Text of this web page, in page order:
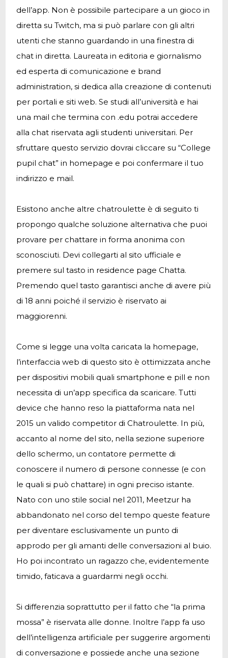
dell’app. Non è possibile partecipare a un gioco in
diretta su Twitch, ma si può parlare con gli altri
utenti che stanno guardando in una finestra di
chat in diretta. Laureata in editoria e giornalismo
ed esperta di comunicazione e brand
administration, si dedica alla creazione di contenuti
per portali e siti web. Se studi all’università e hai
una mail che termina con .edu potrai accedere
alla chat riservata agli studenti universitari. Per
sfruttare questo servizio dovrai cliccare su “College
pupil chat” in homepage e poi confermare il tuo
indirizzo e mail.
Esistono anche altre chatroulette è di seguito ti
propongo qualche soluzione alternativa che puoi
provare per chattare in forma anonima con
sconosciuti. Devi collegarti al sito ufficiale e
premere sul tasto in residence page Chatta.
Premendo quel tasto garantisci anche di avere più
di 18 anni poiché il servizio è riservato ai
maggiorenni.
Come si legge una volta caricata la homepage,
l’interfaccia web di questo sito è ottimizzata anche
per dispositivi mobili quali smartphone e pill e non
necessita di un’app specifica da scaricare. Tutti
device che hanno reso la piattaforma nata nel
2015 un valido competitor di Chatroulette. In più,
accanto al nome del sito, nella sezione superiore
dello schermo, un contatore permette di
conoscere il numero di persone connesse (e con
le quali si può chattare) in ogni preciso istante.
Nato con uno stile social nel 2011, Meetzur ha
abbandonato nel corso del tempo queste feature
per diventare esclusivamente un punto di
approdo per gli amanti delle conversazioni al buio.
Ho poi incontrato un ragazzo che, evidentemente
timido, faticava a guardarmi negli occhi.
Si differenzia soprattutto per il fatto che “la prima
mossa” è riservata alle donne. Inoltre l’app fa uso
dell’intelligenza artificiale per suggerire argomenti
di conversazione e possiede anche una sezione